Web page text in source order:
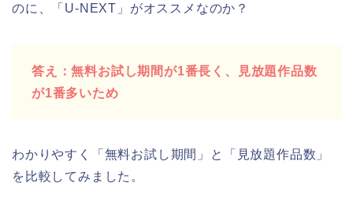
のに、「U-NEXT」がオススメなのか？
答え：無料お試し期間が1番長く、見放題作品数
が1番多いため
わかりやすく「無料お試し期間」と「見放題作品数」
を比較してみました。